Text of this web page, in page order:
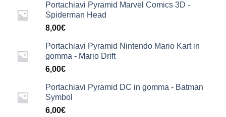
Portachiavi Pyramid Marvel Comics 3D -
Spiderman Head
8,00€
Portachiavi Pyramid Nintendo Mario Kart in
gomma - Mario Drift
6,00€
Portachiavi Pyramid DC in gomma - Batman
Symbol
6,00€